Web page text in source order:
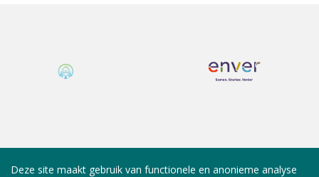
Deze site maakt gebruik van functionele en anonieme analyse